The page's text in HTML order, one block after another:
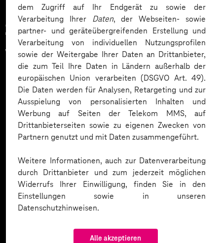
dem Zugriff auf Ihr Endgerät zu sowie der
Verarbeitung Ihrer Daten, der Webseiten- sowie
partner- und geräteübergreifenden Erstellung und
Verarbeitung von individuellen Nutzungsprofilen
sowie der Weitergabe Ihrer Daten an Drittanbieter,
die zum Teil Ihre Daten in Ländern außerhalb der
europäischen Union verarbeiten (DSGVO Art. 49).
Die Daten werden für Analysen, Retargeting und zur
Ausspielung von personalisierten Inhalten und
Werbung auf Seiten der Telekom MMS, auf
Drittanbieterseiten sowie zu eigenen Zwecken von
Partnern genutzt und mit Daten zusammengeführt.
Weitere Informationen, auch zur Datenverarbeitung
durch Drittanbieter und zum jederzeit möglichen
Widerrufs Ihrer Einwilligung, finden Sie in den
Einstellungen sowie in unseren
Datenschutzhinweisen.
Alle akzeptieren
Zahlreiche Unternehmen
vertrauen auf unsere
Expertise. Hier eine Auswahl: